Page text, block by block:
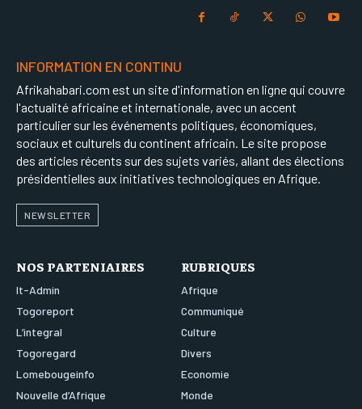
INFORMATION EN CONTINU
Afrikahabari.com est un site d'information en ligne qui couvre
l'actualité africaine et internationale, avec un accent
particulier sur les événements politiques, économiques,
sociaux et culturels du continent africain. Le site propose
des articles récents sur des sujets variés, allant des élections
présidentielles aux initiatives technologiques en Afrique.
NEWSLETTER
NOS PARTENIAIRES
It-Admin
Togoreport
L’integral
Togoregard
Lomebougeinfo
Nouvelle d’Afrique
RUBRIQUES
Afrique
Communiqué
Culture
Divers
Economie
Monde